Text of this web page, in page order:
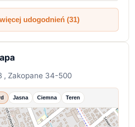
, Zakopane 34-500
Jasna Ciemna Teren
udogodnień (31)